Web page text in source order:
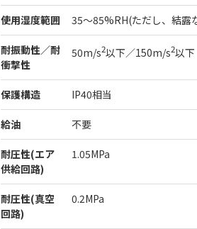
使用湿度範囲 35～85%RH(ただし、結露
耐振動性／耐
衝撃性
50m/s2以下／150m/s2以下
保護構造 IP40相当
給油 不要
耐圧性(エア
供給回路)
1.05MPa
耐圧性(真空
回路)
0.2MPa